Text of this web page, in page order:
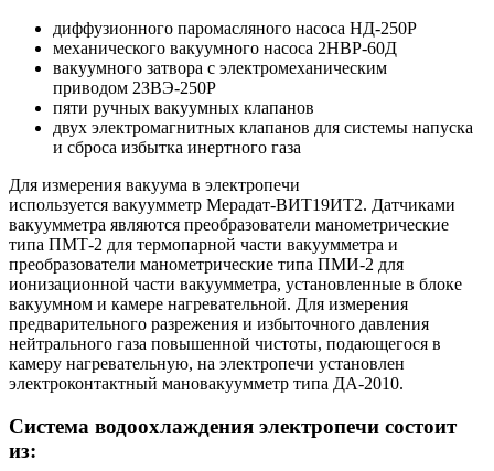
диффузионного паромасляного насоса НД-250Р
механического вакуумного насоса 2НВР-60Д
вакуумного затвора с электромеханическим
приводом 2ЗВЭ-250Р
пяти ручных вакуумных клапанов
двух электромагнитных клапанов для системы напуска
и сброса избытка инертного газа
Для измерения вакуума в электропечи
используется вакуумметр Мерадат-ВИТ19ИТ2. Датчиками
вакуумметра являются преобразователи манометрические
типа ПМТ-2 для термопарной части вакуумметра и
преобразователи манометрические типа ПМИ-2 для
ионизационной части вакуумметра, установленные в блоке
вакуумном и камере нагревательной. Для измерения
предварительного разрежения и избыточного давления
нейтрального газа повышенной чистоты, подающегося в
камеру нагревательную, на электропечи установлен
электроконтактный мановакуумметр типа ДА-2010.
Система водоохлаждения электропечи состоит
из: